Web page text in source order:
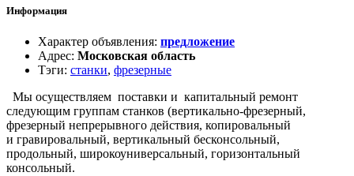
Информация
Характер объявления: предложение
Адрес: Московская область
Тэги: станки, фрезерные
Мы осуществляем поставки и капитальный ремонт
следующим группам станков (вертикально‑фрезерный,
фрезерный непрерывного действия, копировальный
и гравировальный, вертикальный бесконсольный,
продольный, широкоуниверсальный, горизонтальный
консольный.